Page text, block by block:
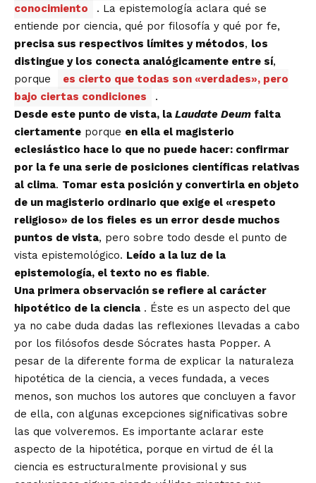
conocimiento
. La epistemología aclara qué se
entiende por ciencia, qué por filosofía y qué por fe,
precisa sus respectivos límites y métodos, los
distingue y los conecta analógicamente entre sí,
porque
es cierto que todas son «verdades», pero
bajo ciertas condiciones
.
Desde este punto de vista, la Laudate Deum falta
ciertamente porque en ella el magisterio
eclesiástico hace lo que no puede hacer: confirmar
por la fe una serie de posiciones científicas relativas
al clima. Tomar esta posición y convertirla en objeto
de un magisterio ordinario que exige el «respeto
religioso» de los fieles es un error desde muchos
puntos de vista, pero sobre todo desde el punto de
vista epistemológico. Leído a la luz de la
epistemología, el texto no es fiable.
Una primera observación se refiere al carácter
hipotético de la ciencia . Éste es un aspecto del que
ya no cabe duda dadas las reflexiones llevadas a cabo
por los filósofos desde Sócrates hasta Popper. A
pesar de la diferente forma de explicar la naturaleza
hipotética de la ciencia, a veces fundada, a veces
menos, son muchos los autores que concluyen a favor
de ella, con algunas excepciones significativas sobre
las que volveremos. Es importante aclarar este
aspecto de la hipotética, porque en virtud de él la
ciencia es estructuralmente provisional y sus